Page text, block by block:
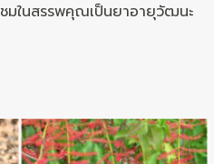
มในสรรพคุณเป็นยาอายุวัฒนะ